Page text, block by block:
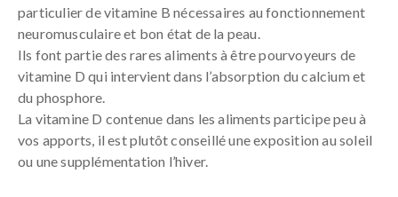
particulier de vitamine B nécessaires au fonctionnement
neuromusculaire et bon état de la peau.
Ils font partie des rares aliments à être pourvoyeurs de
vitamine D qui intervient dans l’absorption du calcium et
du phosphore.
La vitamine D contenue dans les aliments participe peu à
vos apports, il est plutôt conseillé une exposition au soleil
ou une supplémentation l’hiver.